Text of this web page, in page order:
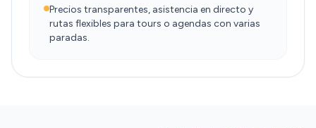
Precios transparentes, asistencia en directo y
rutas flexibles para tours o agendas con varias
paradas.